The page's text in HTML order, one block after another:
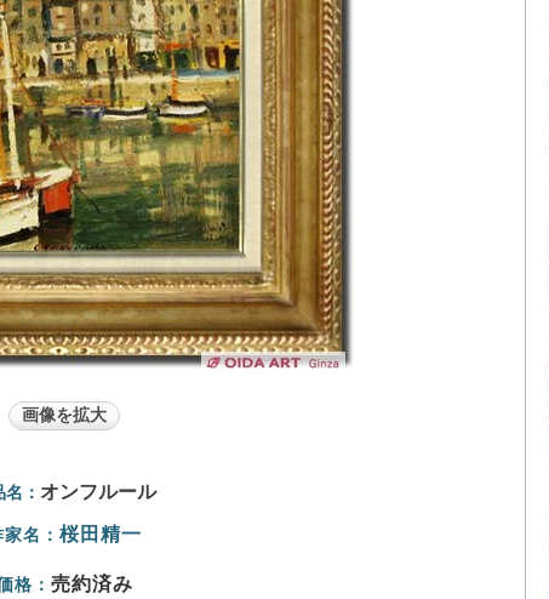
画像を拡大
： オンフルール
家名： 桜田精一
格： 売約済み